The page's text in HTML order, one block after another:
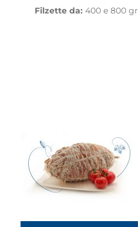
Filzette da: 400 e 800 gr